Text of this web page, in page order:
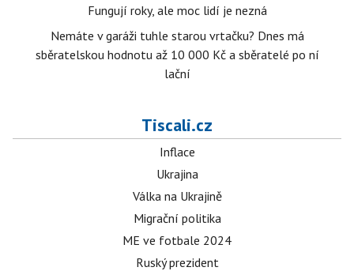
Fungují roky, ale moc lidí je nezná
Nemáte v garáži tuhle starou vrtačku? Dnes má
sběratelskou hodnotu až 10 000 Kč a sběratelé po ní
lační
Tiscali.cz
Inflace
Ukrajina
Válka na Ukrajině
Migrační politika
ME ve fotbale 2024
Ruský prezident